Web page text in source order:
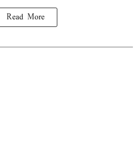
Read More